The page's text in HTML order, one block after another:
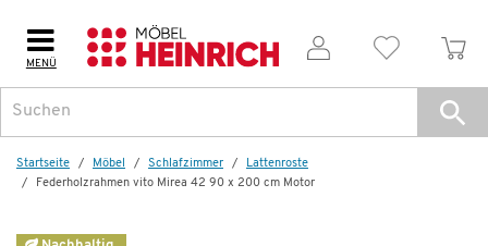
MENÜ
Startseite Möbel Schlafzimmer
Lattenroste
Federholzrahmen vito Mirea 42 90 x 200 cm Motor